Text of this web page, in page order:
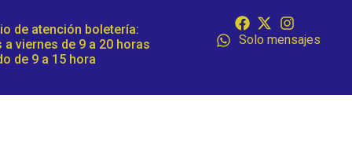
de atención boletería:
a viernes de 9 a 20 horas
de 9 a 15 hora
Solo mensajes